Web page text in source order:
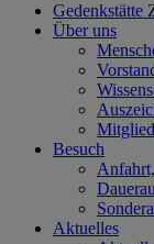
Gedenkstätte
Über uns
Besuch
Aktuelles